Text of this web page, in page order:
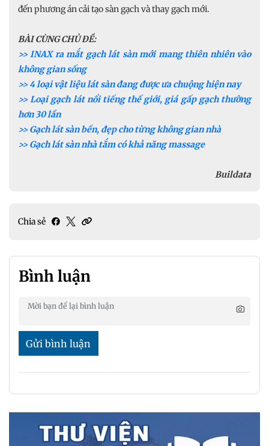
đến phương án cải tạo sàn gạch và thay gạch mới.
BÀI CÙNG CHỦ ĐỀ:
>> INAX ra mắt gạch lát sàn mới mang thiên nhiên vào
không gian sống
>> 4 loại vật liệu lát sàn đang được ưa chuộng hiện nay
>> Loại gạch lát nổi tiếng thế giới, giá gấp gạch thường
hơn 30 lần
>> Gạch lát sàn bền, đẹp cho từng không gian nhà
>> Gạch lát sàn nhà tắm có khả năng massage
Buildata
Chia sẻ
Bình luận
Gửi bình luận